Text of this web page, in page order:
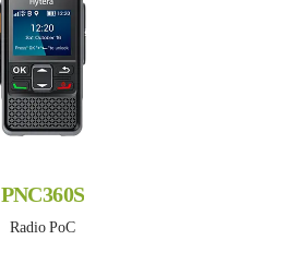
PNC360S
Radio PoC